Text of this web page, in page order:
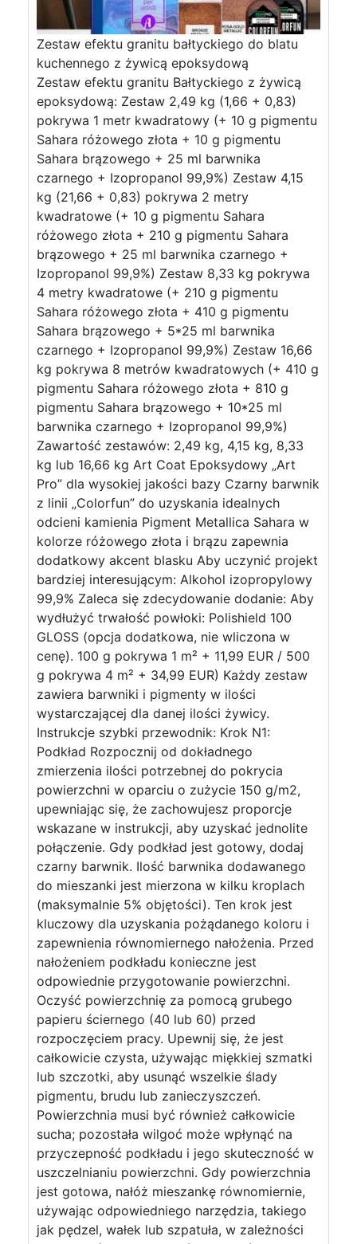
Zestaw efektu granitu bałtyckiego do blatu
kuchennego z żywicą epoksydową
Zestaw efektu granitu Bałtyckiego z żywicą
epoksydową: Zestaw 2,49 kg (1,66 + 0,83)
pokrywa 1 metr kwadratowy (+ 10 g pigmentu
Sahara różowego złota + 10 g pigmentu
Sahara brązowego + 25 ml barwnika
czarnego + Izopropanol 99,9%) Zestaw 4,15
kg (21,66 + 0,83) pokrywa 2 metry
kwadratowe (+ 10 g pigmentu Sahara
różowego złota + 210 g pigmentu Sahara
brązowego + 25 ml barwnika czarnego +
Izopropanol 99,9%) Zestaw 8,33 kg pokrywa
4 metry kwadratowe (+ 210 g pigmentu
Sahara różowego złota + 410 g pigmentu
Sahara brązowego + 5*25 ml barwnika
czarnego + Izopropanol 99,9%) Zestaw 16,66
kg pokrywa 8 metrów kwadratowych (+ 410 g
pigmentu Sahara różowego złota + 810 g
pigmentu Sahara brązowego + 10*25 ml
barwnika czarnego + Izopropanol 99,9%)
Zawartość zestawów: 2,49 kg, 4,15 kg, 8,33
kg lub 16,66 kg Art Coat Epoksydowy „Art
Pro” dla wysokiej jakości bazy Czarny barwnik
z linii „Colorfun” do uzyskania idealnych
odcieni kamienia Pigment Metallica Sahara w
kolorze różowego złota i brązu zapewnia
dodatkowy akcent blasku Aby uczynić projekt
bardziej interesującym: Alkohol izopropylowy
99,9% Zaleca się zdecydowanie dodanie: Aby
wydłużyć trwałość powłoki: Polishield 100
GLOSS (opcja dodatkowa, nie wliczona w
cenę). 100 g pokrywa 1 m² + 11,99 EUR / 500
g pokrywa 4 m² + 34,99 EUR) Każdy zestaw
zawiera barwniki i pigmenty w ilości
wystarczającej dla danej ilości żywicy.
Instrukcje szybki przewodnik: Krok N1:
Podkład Rozpocznij od dokładnego
zmierzenia ilości potrzebnej do pokrycia
powierzchni w oparciu o zużycie 150 g/m2,
upewniając się, że zachowujesz proporcje
wskazane w instrukcji, aby uzyskać jednolite
połączenie. Gdy podkład jest gotowy, dodaj
czarny barwnik. Ilość barwnika dodawanego
do mieszanki jest mierzona w kilku kroplach
(maksymalnie 5% objętości). Ten krok jest
kluczowy dla uzyskania pożądanego koloru i
zapewnienia równomiernego nałożenia. Przed
nałożeniem podkładu konieczne jest
odpowiednie przygotowanie powierzchni.
Oczyść powierzchnię za pomocą grubego
papieru ściernego (40 lub 60) przed
rozpoczęciem pracy. Upewnij się, że jest
całkowicie czysta, używając miękkiej szmatki
lub szczotki, aby usunąć wszelkie ślady
pigmentu, brudu lub zanieczyszczeń.
Powierzchnia musi być również całkowicie
sucha; pozostała wilgoć może wpłynąć na
przyczepność podkładu i jego skuteczność w
uszczelnianiu powierzchni. Gdy powierzchnia
jest gotowa, nałóż mieszankę równomiernie,
używając odpowiedniego narzędzia, takiego
jak pędzel, wałek lub szpatuła, w zależności